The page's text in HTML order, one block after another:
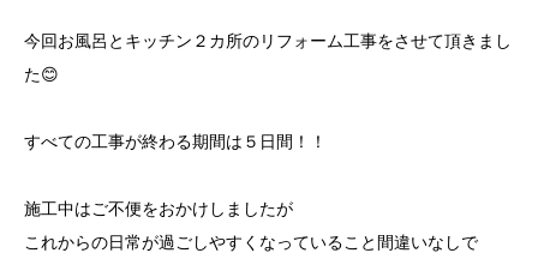
今回お風呂とキッチン２カ所のリフォーム工事をさせて頂きまし
た😊
すべての工事が終わる期間は５日間！！
施工中はご不便をおかけしましたが
これからの日常が過ごしやすくなっていること間違いなしで